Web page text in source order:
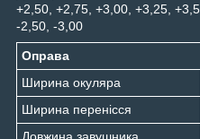
+2,50, +2,75, +3,00, +3,25,
-2,50, -3,00
Оправа
Ширина окуляра
Ширина перенісся
Довжина завушника